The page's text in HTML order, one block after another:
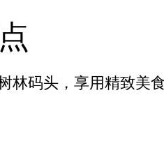
不间断沙
沙漠度假酒
，以阿拉伯
段的探险者。
庭，还是在独
情侣，这家
一切渴望、
林码头，享用精致美